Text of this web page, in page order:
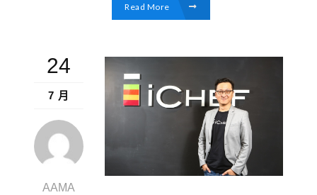
Read More
24
7 月
AAMA